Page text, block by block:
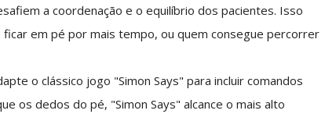
a coordenação e o equilíbrio dos pacientes. Isso
em pé por mais tempo, ou quem consegue percorrer
o clássico jogo "Simon Says" para incluir comandos
os dedos do pé, "Simon Says" alcance o mais alto